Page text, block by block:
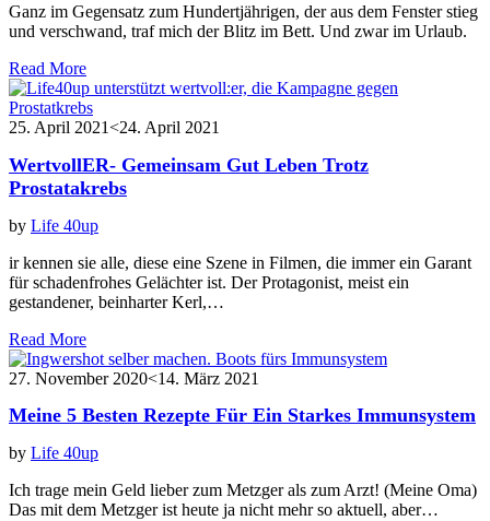
Ganz im Gegensatz zum Hundertjährigen, der aus dem Fenster stieg
und verschwand, traf mich der Blitz im Bett. Und zwar im Urlaub.
Read More
25. April 2021<24. April 2021
WertvollER- Gemeinsam Gut Leben Trotz
Prostatakrebs
by Life 40up
ir kennen sie alle, diese eine Szene in Filmen, die immer ein Garant
für schadenfrohes Gelächter ist. Der Protagonist, meist ein
gestandener, beinharter Kerl,…
Read More
27. November 2020<14. März 2021
Meine 5 Besten Rezepte Für Ein Starkes Immunsystem
by Life 40up
Ich trage mein Geld lieber zum Metzger als zum Arzt! (Meine Oma)
Das mit dem Metzger ist heute ja nicht mehr so aktuell, aber…